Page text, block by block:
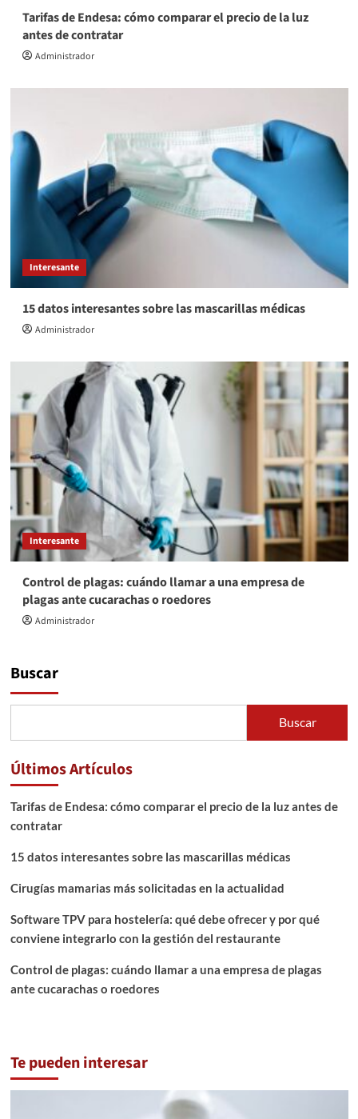
Tarifas de Endesa: cómo comparar el precio de la luz
antes de contratar
Administrador
Interesante
15 datos interesantes sobre las mascarillas médicas
Administrador
Interesante
Control de plagas: cuándo llamar a una empresa de
plagas ante cucarachas o roedores
Administrador
Buscar
Buscar
Últimos Artículos
Tarifas de Endesa: cómo comparar el precio de la luz antes de
contratar
15 datos interesantes sobre las mascarillas médicas
Cirugías mamarias más solicitadas en la actualidad
Software TPV para hostelería: qué debe ofrecer y por qué
conviene integrarlo con la gestión del restaurante
Control de plagas: cuándo llamar a una empresa de plagas
ante cucarachas o roedores
Te pueden interesar